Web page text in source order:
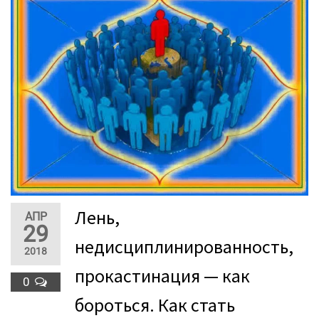
АПР
29
2018
0
Лень,
недисциплинированность,
прокастинация — как
бороться. Как стать